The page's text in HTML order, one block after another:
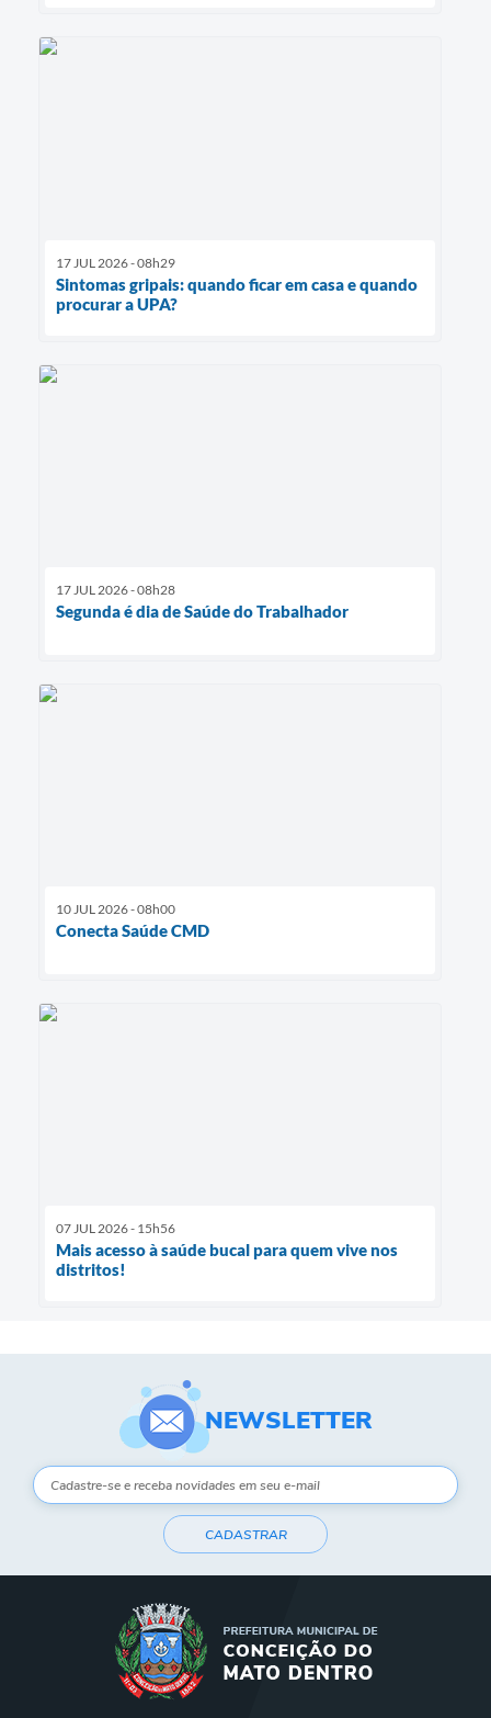
17 JUL 2026 - 08h29
Sintomas gripais: quando ficar em casa e quando
procurar a UPA?
17 JUL 2026 - 08h28
Segunda é dia de Saúde do Trabalhador
10 JUL 2026 - 08h00
Conecta Saúde CMD
07 JUL 2026 - 15h56
Mais acesso à saúde bucal para quem vive nos
distritos!
NEWSLETTER
CADASTRAR